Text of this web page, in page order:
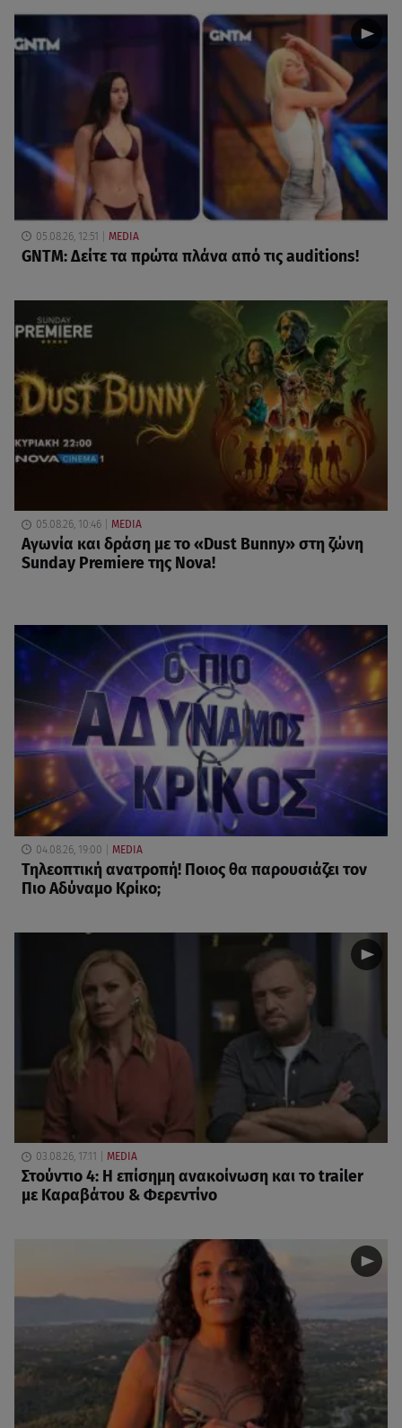
05.08.26, 12:51 MEDIA
GNTM: Δείτε τα πρώτα πλάνα από τις auditions!
05.08.26, 10:46 MEDIA
Αγωνία και δράση με το «Dust Bunny» στη ζώνη
Sunday Premiere της Nova!
04.08.26, 19:00 MEDIA
Τηλεοπτική ανατροπή! Ποιος θα παρουσιάζει τον
Πιο Αδύναμο Κρίκο;
03.08.26, 17:11 MEDIA
Στούντιο 4: Η επίσημη ανακοίνωση και το trailer
με Καραβάτου & Φερεντίνο